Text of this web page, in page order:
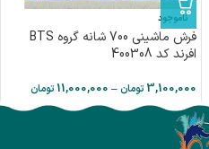
ناموجود
فرش ماشینی 700 شانه گروه BTS
افرند كد 400308
3,100,000 تومان–
11,000,000 تومان